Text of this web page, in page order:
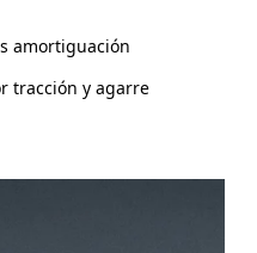
amortiguación
tracción y agarre